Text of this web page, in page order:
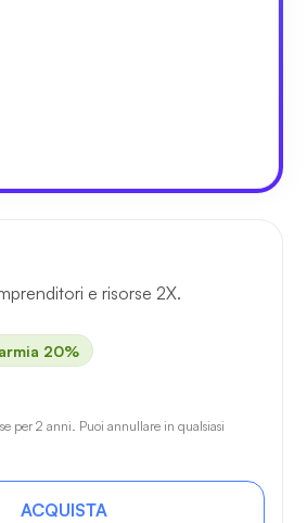
e risorse 2X.
20%
per 2 anni. Puoi annullare in qualsiasi
ACQUISTA